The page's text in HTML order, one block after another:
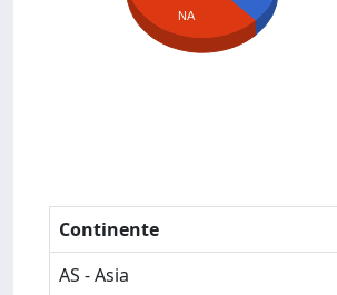
NA
Continente
AS - Asia